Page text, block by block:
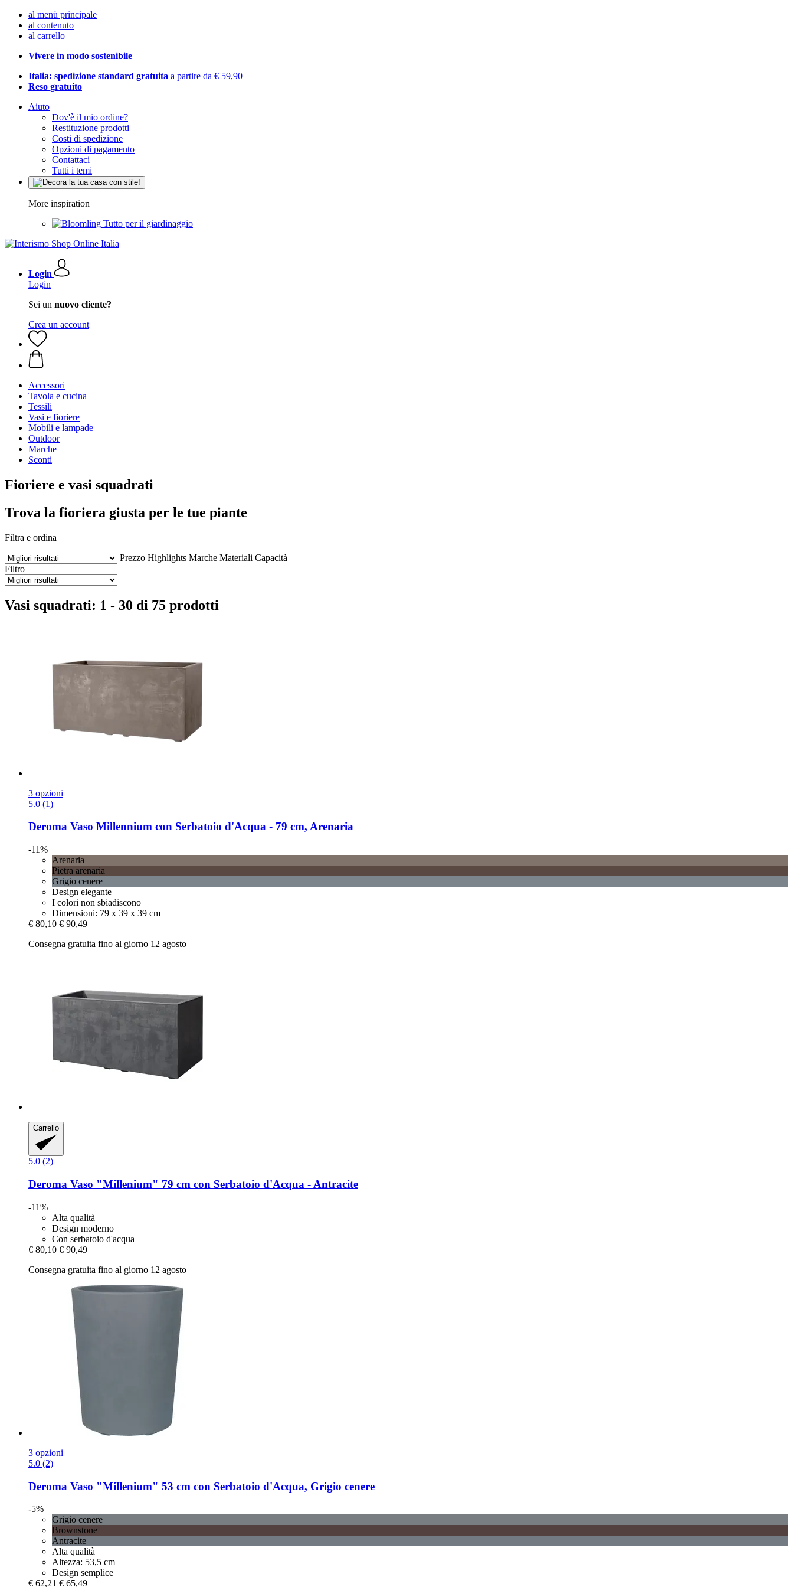
al menù principale
al contenuto
al carrello
Vivere in modo sostenibile
Italia: spedizione standard gratuita a partire da € 59,90
Reso gratuito
Aiuto
Dov'è il mio ordine?
Restituzione prodotti
Costi di spedizione
Opzioni di pagamento
Contattaci
Tutti i temi
More inspiration
Tutto per il giardinaggio
Login
Login
Sei un nuovo cliente?
Crea un account
Accessori
Tavola e cucina
Tessili
Vasi e fioriere
Mobili e lampade
Outdoor
Marche
Sconti
Fioriere e vasi squadrati
Trova la fioriera giusta per le tue piante
Filtra e ordina
Prezzo Highlights Marche Materiali Capacità
Filtro
Vasi squadrati: 1 - 30 di 75 prodotti
3 opzioni
5.0 (1)
Deroma Vaso Millennium con Serbatoio d'Acqua -​ 79 cm, Arenaria
-11%
Arenaria
Pietra arenaria
Grigio cenere
Design elegante
I colori non sbiadiscono
Dimensioni: 79 x 39 x 39 cm
€ 80,10 € 90,49
Consegna gratuita fino al giorno 12 agosto
Carrello
5.0 (2)
Deroma Vaso "Millenium" 79 cm con Serbatoio d'Acqua -​ Antracite
-11%
Alta qualità
Design moderno
Con serbatoio d'acqua
€ 80,10 € 90,49
Consegna gratuita fino al giorno 12 agosto
3 opzioni
5.0 (2)
Deroma Vaso "Millenium" 53 cm con Serbatoio d'Acqua, Grigio cenere
-5%
Grigio cenere
Brownstone
Antracite
Alta qualità
Altezza: 53,5 cm
Design semplice
€ 62,21 € 65,49